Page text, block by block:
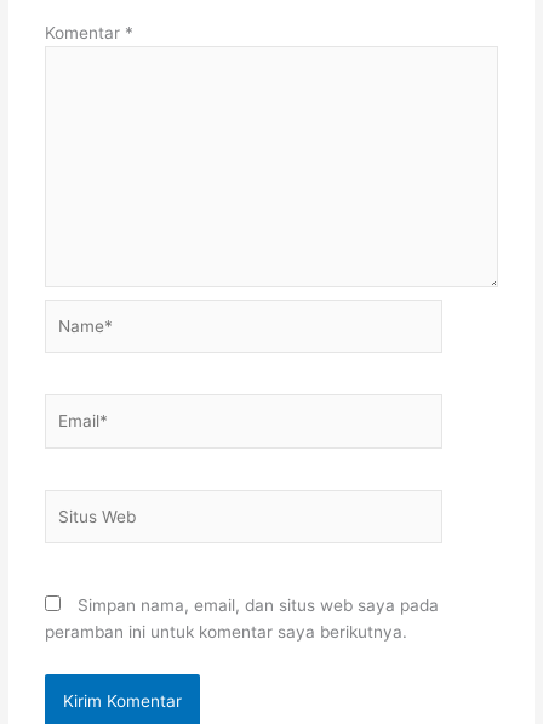
Komentar *
Web
Simpan nama, email, dan situs web saya pada
peramban ini untuk komentar saya berikutnya.